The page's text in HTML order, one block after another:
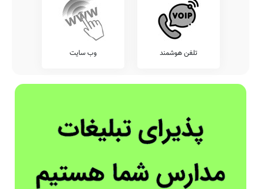
تلفن هوشمند وب سایت